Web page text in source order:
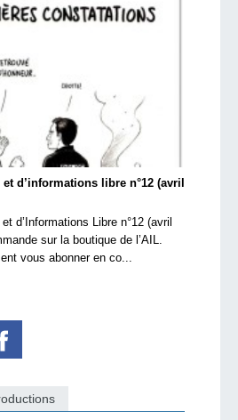
et d’informations libre n°12 (avril
d’Informations Libre n°12 (avril
sur la boutique de l’AIL.
vous abonner en co...